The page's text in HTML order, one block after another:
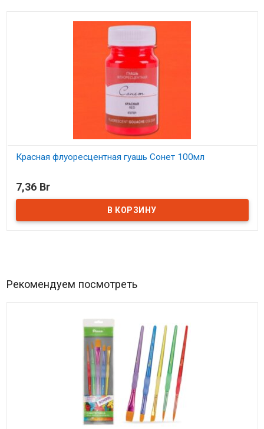
Красная флуоресцентная гуашь Сонет 100мл
7,36 Br
Рекомендуем посмотреть